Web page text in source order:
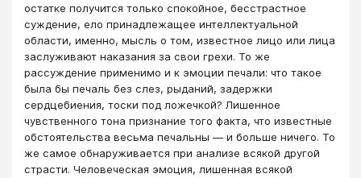
остатке получится только спокойное, бесстрастное
суждение, ело принадлежащее интеллектуальной
области, именно, мысль о том, известное лицо или лица
заслуживают наказания за свои грехи. То же
рассуждение применимо и к эмоции печали: что такое
была бы печаль без слез, рыданий, задержки
сердцебиения, тоски под ложечкой? Лишенное
чувственного тона признание того факта, что известные
обстоятельства весьма печальны — и больше ничего. То
же самое обнаруживается при анализе всякой другой
страсти. Человеческая эмоция, лишенная всякой